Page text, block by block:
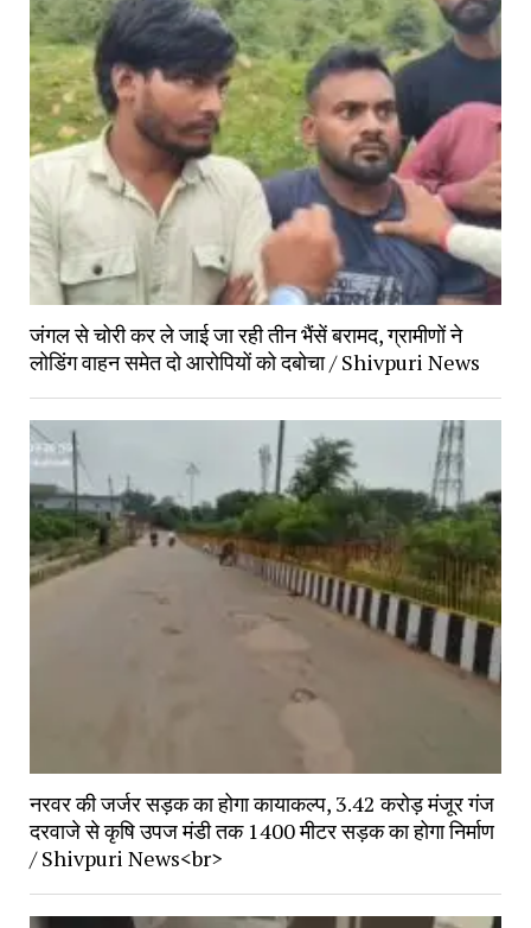
जंगल से चोरी कर ले जाई जा रही तीन भैंसें बरामद, ग्रामीणों ने
लोडिंग वाहन समेत दो आरोपियों को दबोचा / Shivpuri News
नरवर की जर्जर सड़क का होगा कायाकल्प, 3.42 करोड़ मंजूर गंज
दरवाजे से कृषि उपज मंडी तक 1400 मीटर सड़क का होगा निर्माण
/ Shivpuri News<br>